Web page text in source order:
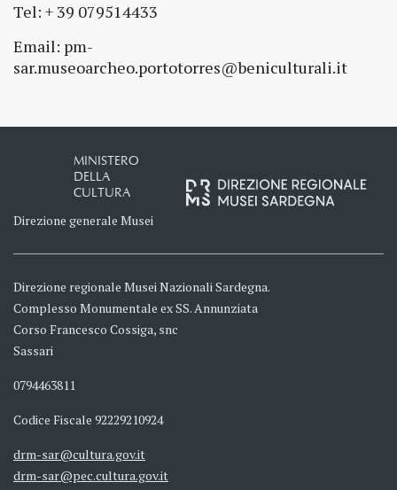
Tel: + 39 079514433
Email: pm-
sar.museoarcheo.portotorres@beniculturali.it
MINISTERO
DELLA
CULTURA
Direzione generale Musei
Direzione regionale Musei Nazionali Sardegna.
Complesso Monumentale ex SS. Annunziata
Corso Francesco Cossiga, snc
Sassari
0794463811
Codice Fiscale 92229210924
drm-sar@cultura.gov.it
drm-sar@pec.cultura.gov.it